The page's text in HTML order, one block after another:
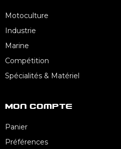
Motoculture
Industrie
Marine
Compétition
Spécialités & Matériel
Mon Compte
Panier
Préférences